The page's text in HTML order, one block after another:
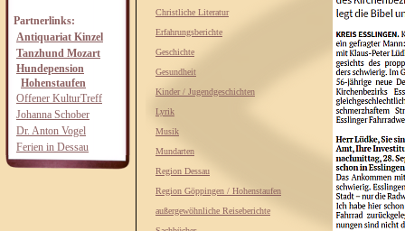
Partnerlinks:
Antiquariat Kinzel
Tanzhund Mozart
Hundepension
Hohenstaufen
Offener KulturTreff
Johanna Schober
Dr. Anton Vogel
Ferien in Dessau
Christliche Literatur
Erfahrungsberichte
Geschichte
Gesundheit
Kinder / Jugendgeschichten
Lyrik
Musik
Mundarten
Region Dessau
Region Göppingen / Hohenstaufen
außergewöhnliche Reiseberichte